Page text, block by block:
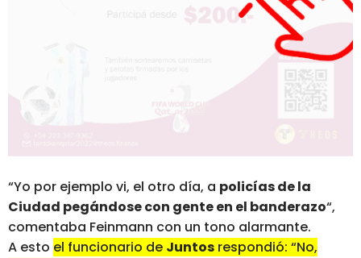
“Yo por ejemplo vi, el otro día, a policías de la
Ciudad pegándose con gente en el banderazo“,
comentaba Feinmann con un tono alarmante.
A esto el funcionario de Juntos respondió: “No,